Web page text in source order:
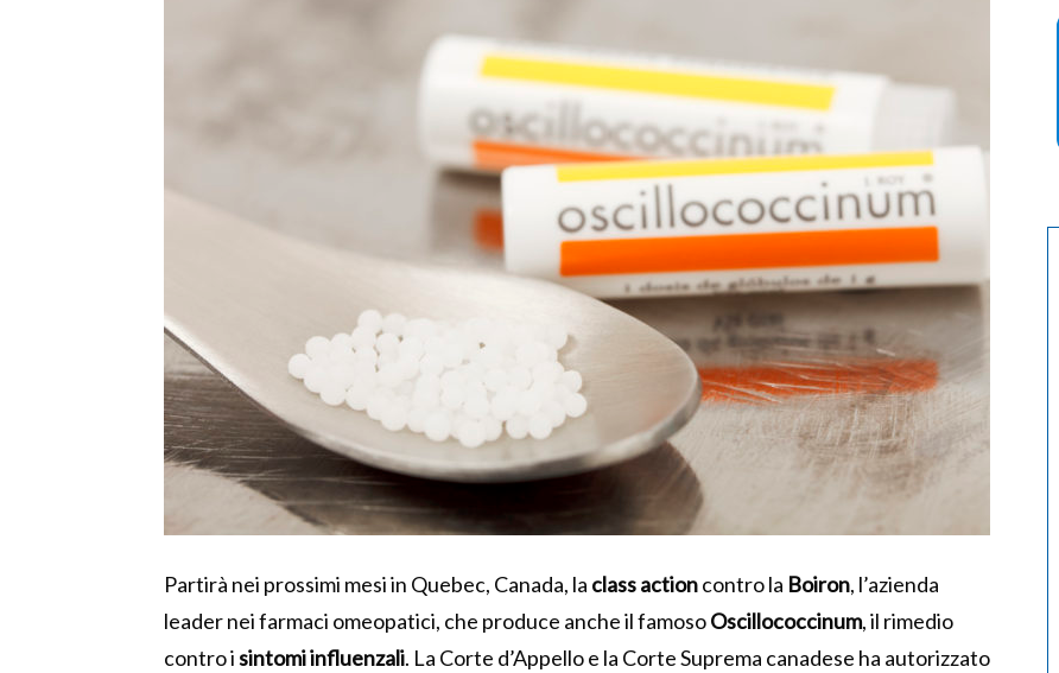
Partirà nei prossimi mesi in Quebec, Canada, la class actioncontro la Boiron, l’azienda
leader nei farmaci omeopatici, che produce anche il famosoOscillococcinum, il rimedio
contro isintomi influenzali. La Corte d’Appello e la Corte Suprema canadese ha autorizzato